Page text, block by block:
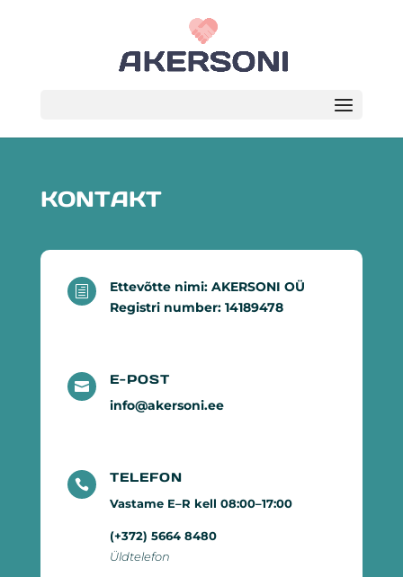
KONTAKT
h
Ettevõtte nimi: AKERSONI OÜ
Registri number: 14189478

E-POST
info@akersoni.ee
 TELEFON
Vastame E–R kell 08:00–17:00
(+372) 5664 8480
Üldtelefon